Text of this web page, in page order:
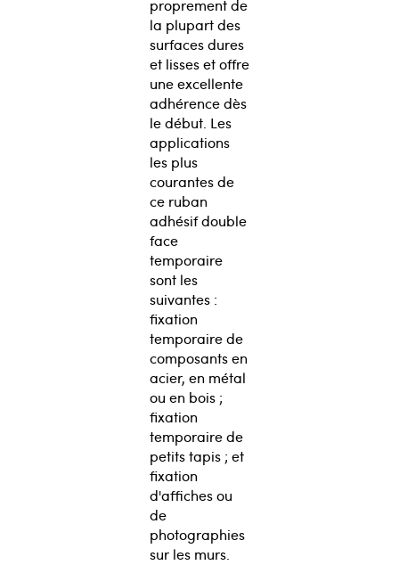
proprement de
la plupart des
surfaces dures
et lisses et offre
une excellente
adhérence dès
le début. Les
applications
les plus
courantes de
ce ruban
adhésif double
face
temporaire
sont les
suivantes :
fixation
temporaire de
composants en
acier, en métal
ou en bois ;
fixation
temporaire de
petits tapis ; et
fixation
d'affiches ou
de
photographies
sur les murs.